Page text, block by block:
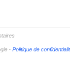
- Politique de